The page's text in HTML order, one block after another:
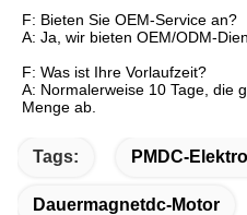
F: Bieten Sie OEM-Service an?
A: Ja, wir bieten OEM/ODM-
F: Was ist Ihre Vorlaufzeit?
A: Normalerweise 10 Tage, die
Menge ab.
Tags: PMDC-
Dauermagnetdc-Motor